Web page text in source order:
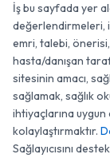
İş bu sayfada yer
değerlendirmeleri,
emri, talebi,
hasta/danışan
sitesinin amacı,
sağlamak, sağlık
ihtiyaçlarına uygun
kolaylaştırmaktır.
Sağlayıcısını